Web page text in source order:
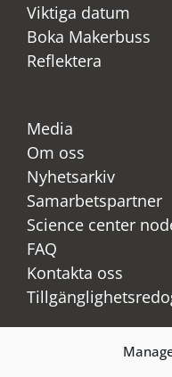
Viktiga datum
Boka Makerbuss
Reflektera
Media
Om oss
Nyhetsarkiv
Samarbetspartner
Science center
FAQ
Kontakta oss